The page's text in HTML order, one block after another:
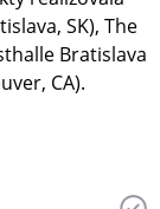
SK), The
Bratislava
CA).